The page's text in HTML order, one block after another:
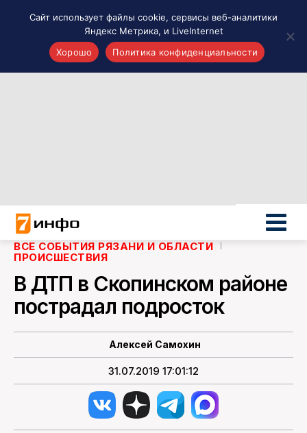
Новости России
Политика
Новости мира
Все материалы 7инфо
О НАС
ПОИСК ПО САЙТУ
ВСЕ СОБЫТИЯ РЯЗАНИ И ОБЛАСТИ
ПРОИСШЕСТВИЯ
В ДТП в Скопинском районе
пострадал подросток
Алексей Самохин
31.07.2019 17:01:12
Сайт использует файлы cookie, сервисы веб-аналитики
Яндекс Метрика, и LiveInternet
Хорошо
Политика конфиденциальности